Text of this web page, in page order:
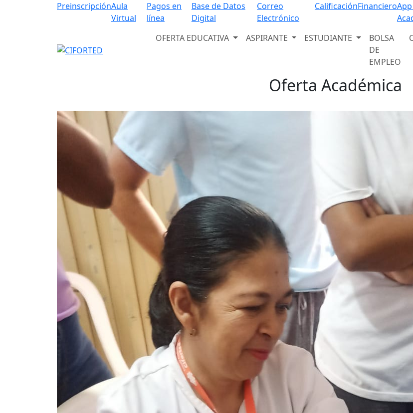
PreinscripciónAula
Virtual
Pagos en
línea
Base de Datos
Digital
Correo
Electrónico
CalificaciónFinanciero
OFERTA EDUCATIVA ASPIRANTE ESTUDIANTE
BOLSA
DE
EMPLEO
Oferta Académica